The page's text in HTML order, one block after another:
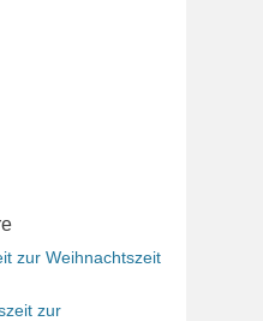
zur Weihnachtszeit
zur